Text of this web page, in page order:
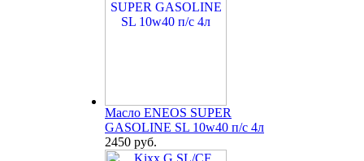
Масло ENEOS SUPER
GASOLINE SL 10w40 п/с 4л
2450 руб.